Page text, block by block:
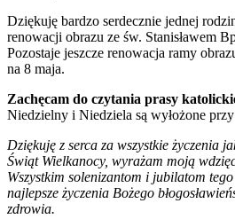
Dziękuję bardzo serdecznie jednej
renowacji obrazu ze św. Stanisławem
Pozostaje jeszcze renowacja ramy
na 8 maja.
Zachęcam do czytania prasy
Niedzielny i Niedziela są wyłożone
Dziękuję z serca za wszystkie życzenia
Świąt Wielkanocy, wyrażam moją
Wszystkim solenizantom i jubilatom
najlepsze życzenia Bożego
zdrowia.